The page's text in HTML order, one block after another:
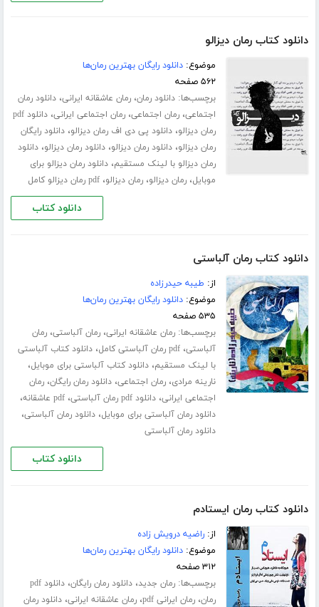
دانلود کتاب رمان دیزالو
موضوع:دانلود رایگان بهترین رمان‌ها
۵۶۲ صفحه
برچسب‌ها:دانلود رمان،رمان عاشقانه ایرانی،دانلود رمان
اجتماعی،رمان اجتماعی،رمان اجتماعی ایرانی،
دانلود pdf
رمان دیزالو،دانلود پی دی اف رمان دیزالو،دانلود رایگان
رمان دیزالو،دانلود رمان دیزالو،دانلود رمان دیزالو،دانلود
رمان دیزالو با لینک مستقیم،دانلود رمان دیزالو برای
موبایل،رمان دیزالو،رمان دیزالو،pdf رمان دیزالو کامل
دانلود کتاب
دانلود کتاب رمان آلباستی
از: طیبه حیدرزاده
موضوع:دانلود رایگان بهترین رمان‌ها
۵۳۵ صفحه
برچسب‌ها:رمان عاشقانه ایرانی،رمان آلباستی،رمان
آلباستی،pdf رمان آلباستی کامل ،دانلود کتاب آلباستی
با لینک مستقیم،دانلود کتاب آلباستی برای موبایل،
نارینه مرادی،رمان اجتماعی،دانلود رمان رایگان،رمان
اجتماعی ایرانی،دانلود pdf رمان آلباستی ،pdf عاشقانه ،
دانلود رمان آلباستی برای موبایل،دانلود رمان آلباستی،
دانلود رمان آلباستی
دانلود کتاب
دانلود کتاب رمان ایستادم
از:راضیه درویش زاده
موضوع:دانلود رایگان بهترین رمان‌ها
۳۱۲ صفحه
برچسب‌ها:رمان جدید،دانلود رمان رایگان،
دانلود pdf
رمان،رمان ایرانی pdf ،رمان عاشقانه ایرانی،دانلود رمان